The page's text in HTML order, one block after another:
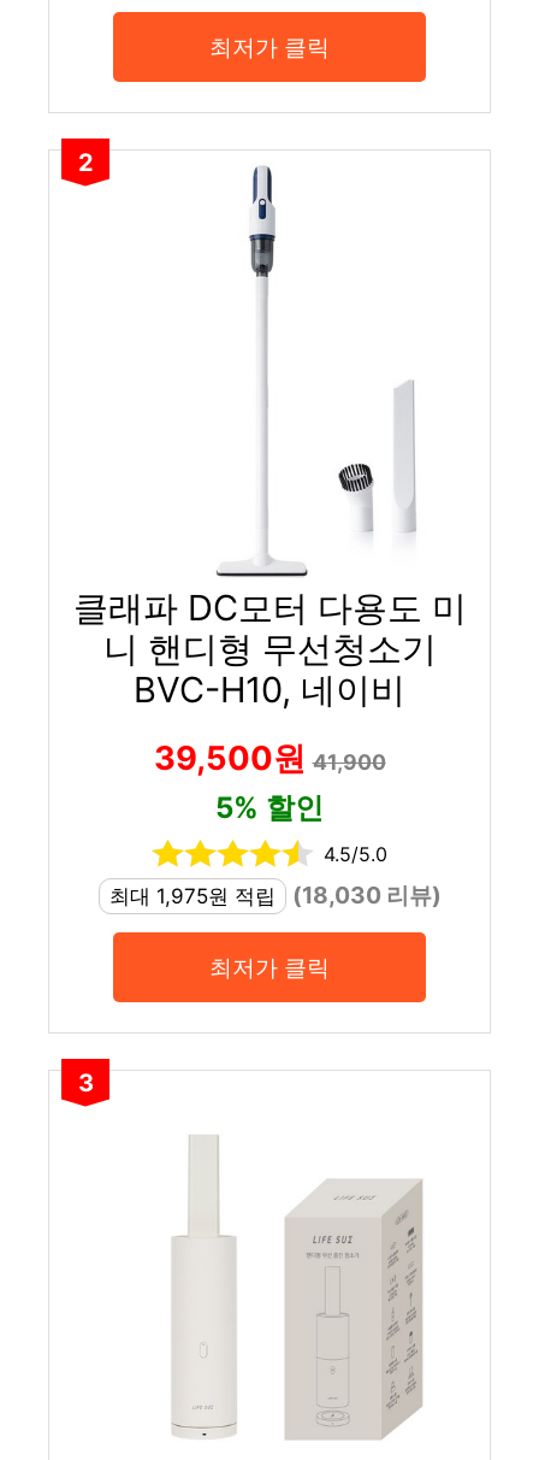
최저가 클릭
2
클래파 DC모터 다용도 미
니 핸디형 무선청소기
BVC-H10, 네이비
39,500원41,900
5% 할인
4.5/5.0
최대 1,975원 적립
(18,030 리뷰)
최저가 클릭
3